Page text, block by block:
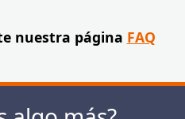
nuestra página FAQ